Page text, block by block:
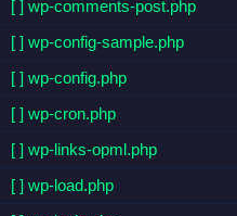
[ ] wp-comments-post.php
[ ] wp-config-sample.php
[ ] wp-config.php
[ ] wp-cron.php
[ ] wp-links-opml.php
[ ] wp-load.php